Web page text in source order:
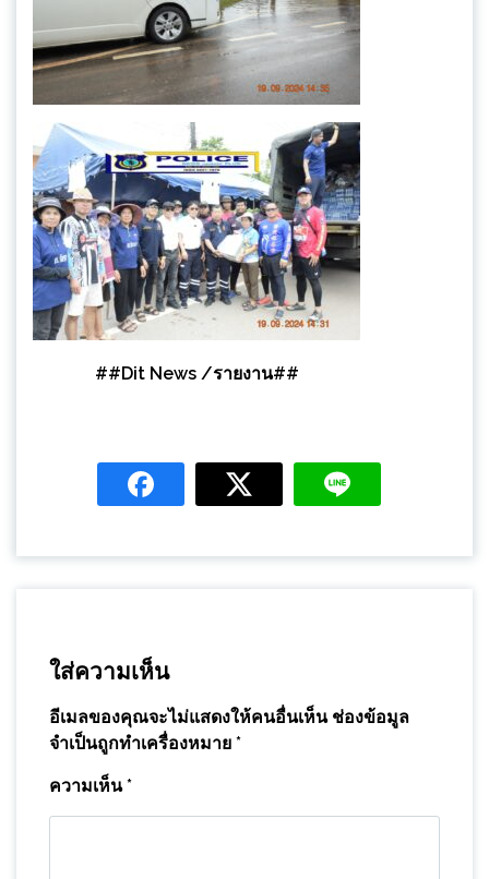
##Dit News /รายงาน##
ใส่ความเห็น
อีเมลของคุณจะไม่แสดงให้คนอื่นเห็น ช่องข้อมูล
จำเป็นถูกทำเครื่องหมาย *
ความเห็น*